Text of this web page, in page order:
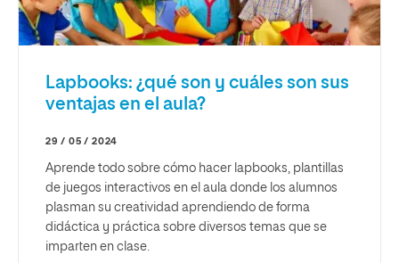
Lapbooks: ¿qué son y cuáles son sus
ventajas en el aula?
29 / 05 / 2024
Aprende todo sobre cómo hacer lapbooks, plantillas
de juegos interactivos en el aula donde los alumnos
plasman su creatividad aprendiendo de forma
didáctica y práctica sobre diversos temas que se
imparten en clase.